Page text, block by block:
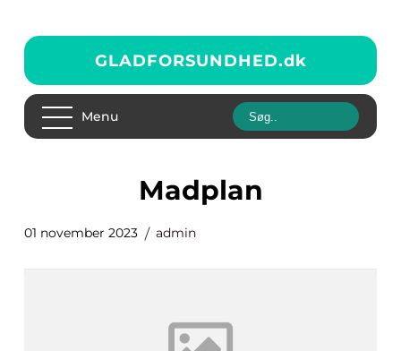
GLADFORSUNDHED.dk
Menu
madplan
01 november 2023 admin